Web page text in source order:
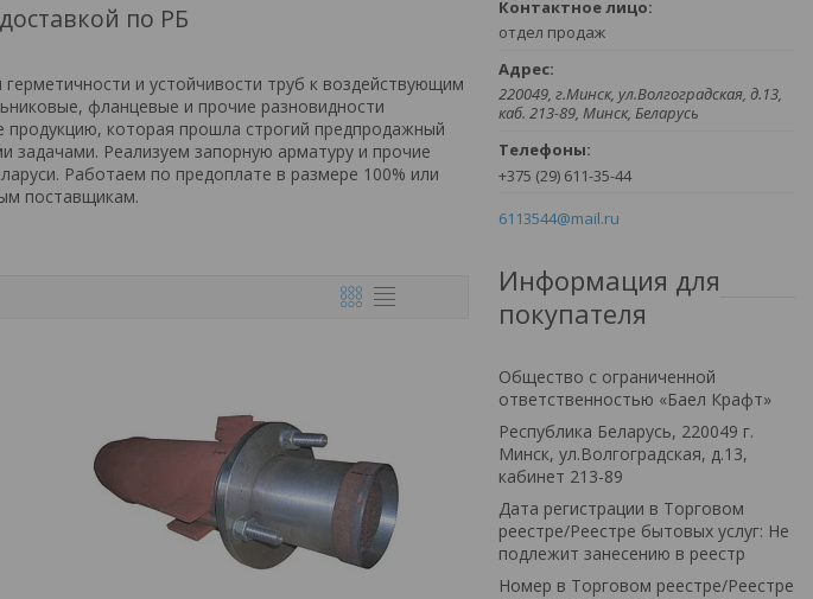
по РБ
и устойчивости труб к воздействующим
фланцевые и прочие разновидности
которая прошла строгий предпродажный
задачами. Реализуем запорную арматуру и прочие
Работаем по предоплате в размере 100% или
поставщикам.
отдел продаж
220049, г.Минск, ул.Волгоградская, д.13,
каб. 213-89, Минск, Беларусь
+375 (29) 611-35-44
6113544@mail.ru
Информация для
покупателя
Общество с ограниченной
ответственностью «Баел Крафт»
Республика Беларусь, 220049 г.
Минск, ул.Волгоградская, д.13,
кабинет 213-89
Дата регистрации в Торговом
реестре/Реестре бытовых услуг: Не
подлежит занесению в реестр
Номер в Торговом реестре/Реестре